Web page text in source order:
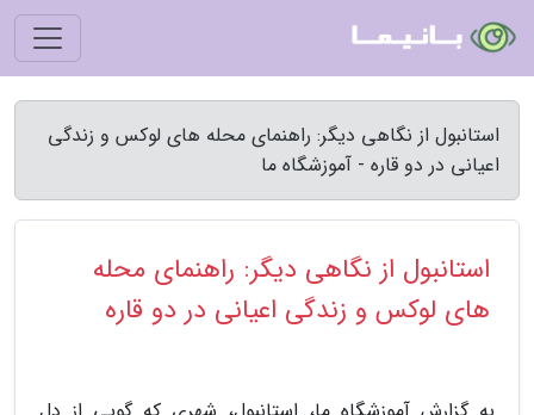
استانبول از نگاهی دیگر: راهنمای محله های لوکس و زندگی
اعیانی در دو قاره - آموزشگاه ما
استانبول از نگاهی دیگر: راهنمای محله
های لوکس و زندگی اعیانی در دو قاره